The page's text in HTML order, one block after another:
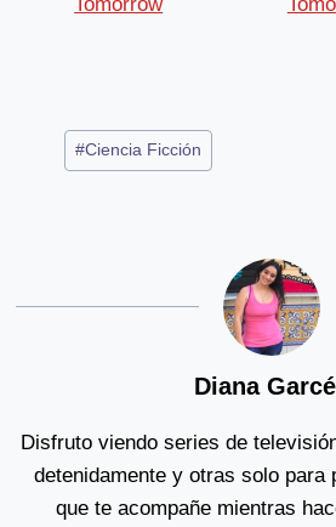
Post
Tags:
#Ciencia Ficción
Diana
Disfruto viendo series de
detenidamente y otras solo para
que te acompañe mientras